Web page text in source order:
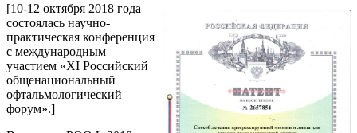
[10-12 октября 2018 года
состоялась научно-
практическая конференция
с международным
участием «XI Российский
общенациональный
офтальмологический
форум».]